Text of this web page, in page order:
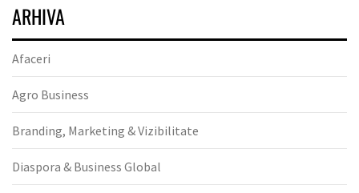
ARHIVA
Afaceri
Agro Business
Branding, Marketing & Vizibilitate
Diaspora & Business Global